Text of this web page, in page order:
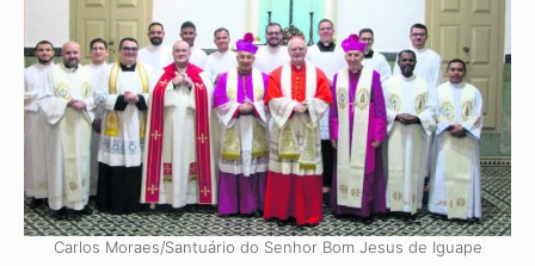
Carlos Moraes/Santuário do Senhor Bom Jesus de Iguape